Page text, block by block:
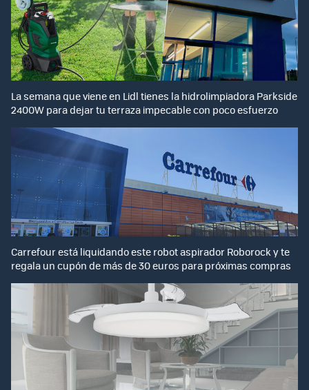
La semana que viene en Lidl tienes la hidrolimpiadora Parkside
2400W para dejar tu terraza impecable con poco esfuerzo
Carrefour está liquidando este robot aspirador Roborock y te
regala un cupón de más de 30 euros para próximas compras